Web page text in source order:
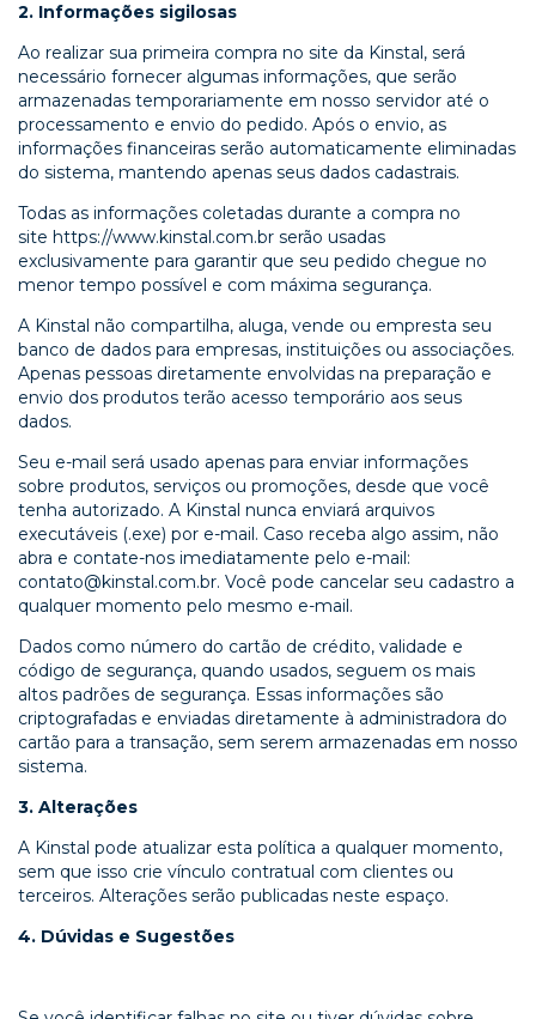
2. Informações sigilosas
Ao realizar sua primeira compra no site da Kinstal, será
necessário fornecer algumas informações, que serão
armazenadas temporariamente em nosso servidor até o
processamento e envio do pedido. Após o envio, as
informações financeiras serão automaticamente eliminadas
do sistema, mantendo apenas seus dados cadastrais.
Todas as informações coletadas durante a compra no
site https://www.kinstal.com.br serão usadas
exclusivamente para garantir que seu pedido chegue no
menor tempo possível e com máxima segurança.
A Kinstal não compartilha, aluga, vende ou empresta seu
banco de dados para empresas, instituições ou associações.
Apenas pessoas diretamente envolvidas na preparação e
envio dos produtos terão acesso temporário aos seus
dados.
Seu e-mail será usado apenas para enviar informações
sobre produtos, serviços ou promoções, desde que você
tenha autorizado. A Kinstal nunca enviará arquivos
executáveis (.exe) por e-mail. Caso receba algo assim, não
abra e contate-nos imediatamente pelo e-mail:
contato@kinstal.com.br. Você pode cancelar seu cadastro a
qualquer momento pelo mesmo e-mail.
Dados como número do cartão de crédito, validade e
código de segurança, quando usados, seguem os mais
altos padrões de segurança. Essas informações são
criptografadas e enviadas diretamente à administradora do
cartão para a transação, sem serem armazenadas em nosso
sistema.
3. Alterações
A Kinstal pode atualizar esta política a qualquer momento,
sem que isso crie vínculo contratual com clientes ou
terceiros. Alterações serão publicadas neste espaço.
4. Dúvidas e Sugestões